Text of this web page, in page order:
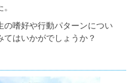
の嗜好や行動パターンについ
はいかがでしょうか？